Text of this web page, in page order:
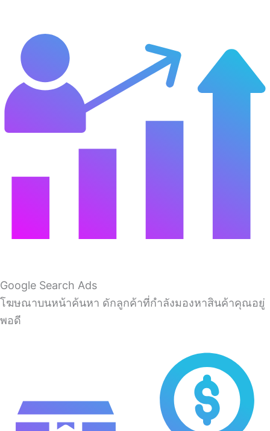
Google Search Ads
โฆษณาบนหน้าค้นหา ดักลูกค้าที่กำลังมองหาสินค้าคุณอยู่
พอดี